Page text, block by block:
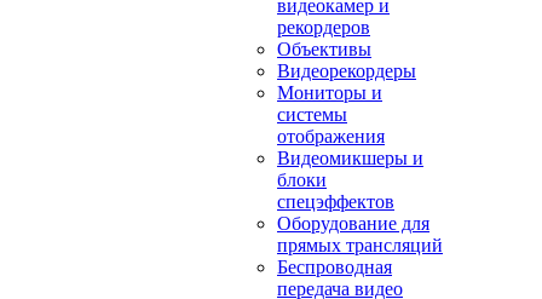
видеокамер и
рекордеров
Объективы
Видеорекордеры
Мониторы и
системы
отображения
Видеомикшеры и
блоки
спецэффектов
Оборудование для
прямых трансляций
Беспроводная
передача видео